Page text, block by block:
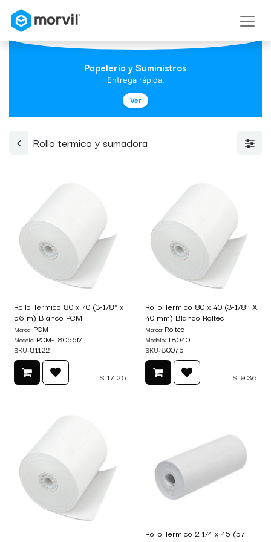
Papelería y Suministros
Entrega rápida.
Ver
Rollo termico y sumadora
Rollo Térmico 80 x 70 (3-1/8" x
56 m) Blanco PCM
Marca: PCM
Modelo: PCM-T8056M
SKU:81122
$ 17.26
Rollo Termico 80 x 40 (3-1/8'' X
40 mm) Blanco Roltec
Marca: Roltec
Modelo:T8040
SKU:80075
$ 9.36
Rollo Termico 2 1/4 x 45 (57